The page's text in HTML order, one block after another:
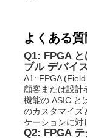
よくある質
Q1: FPGA
ブル デバイ
A1: FPGA
顧客または設計
機能の ASIC と
のカスタマイズ
ケーションに対
Q2: FPGA